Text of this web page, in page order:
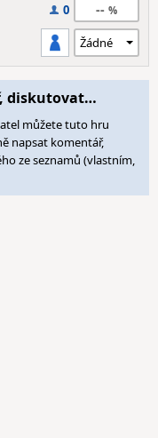
0 --
diskutovat…
můžete tuto hru
napsat komentář,
ze seznamů (vlastním,